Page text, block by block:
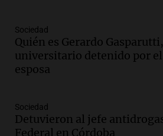
César Gastelum durante
vivo en Culiacán, Sinaloa
Panorama Federal
Episodios
falleció tras supuesta
celular en Córdoba
Noticias
Sociedad
Quién es Gerardo
universitario detenido por
esposa
Sociedad
Detuvieron al jefe
Federal en Córdoba